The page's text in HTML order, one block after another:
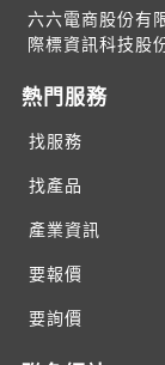
六六電商股份有
際標資訊科技股
熱門服務
找服務
找產品
產業資訊
要報價
要詢價